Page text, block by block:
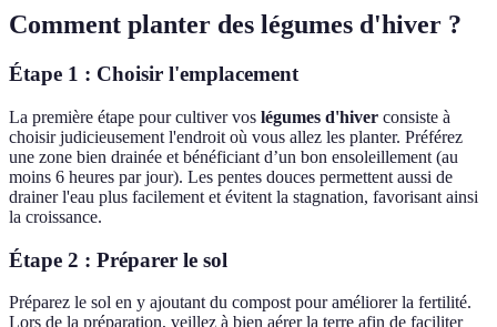
Comment planter des légumes d'hiver ?
Étape 1 : Choisir l'emplacement
La première étape pour cultiver vos légumes d'hiver consiste à
choisir judicieusement l'endroit où vous allez les planter. Préférez
une zone bien drainée et bénéficiant d’un bon ensoleillement (au
moins 6 heures par jour). Les pentes douces permettent aussi de
drainer l'eau plus facilement et évitent la stagnation, favorisant ainsi
la croissance.
Étape 2 : Préparer le sol
Préparez le sol en y ajoutant du compost pour améliorer la fertilité.
Lors de la préparation, veillez à bien aérer la terre afin de faciliter